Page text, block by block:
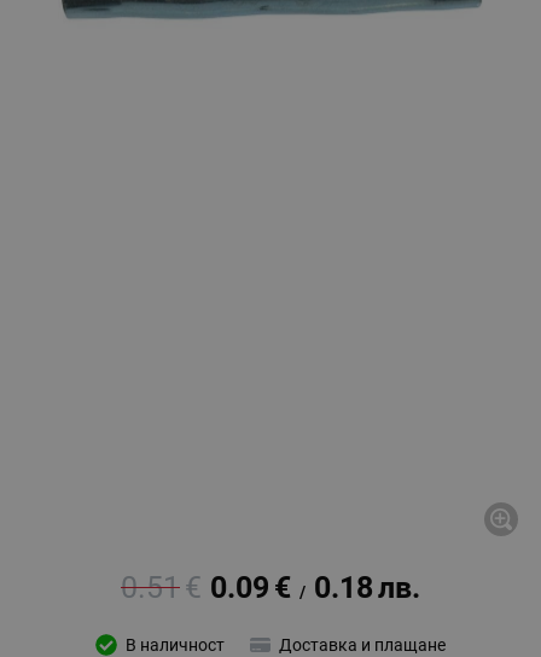
0.51€ 0.09 € / 0.18лв.
В наличност Доставка и плащане